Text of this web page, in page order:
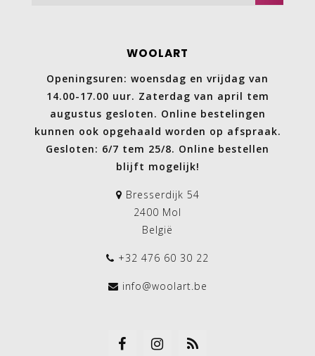
WOOLART
Openingsuren: woensdag en vrijdag van
14.00-17.00 uur. Zaterdag van april tem
augustus gesloten. Online bestelingen
kunnen ook opgehaald worden op afspraak.
Gesloten: 6/7 tem 25/8. Online bestellen
blijft mogelijk!
Bresserdijk 54
2400 Mol
België
+32 476 60 30 22
info@woolart.be